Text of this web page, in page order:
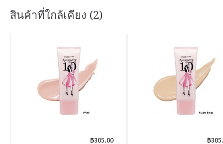
สินค้าที่ใกล้เคียง (2)
฿305.00 ฿